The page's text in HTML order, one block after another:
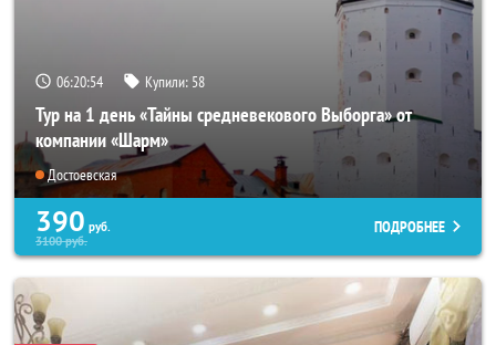
06:20:54 Купили: 58
Тур на 1 день «Тайны средневекового Выборга» от
компании «Шарм»
Достоевская
390 руб.
3100руб.
ПОДРОБНЕЕ